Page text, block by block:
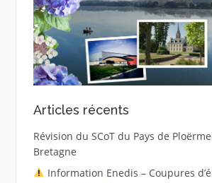
Articles récents
Révision du SCoT du Pays de
Bretagne
Information Enedis – Coupures